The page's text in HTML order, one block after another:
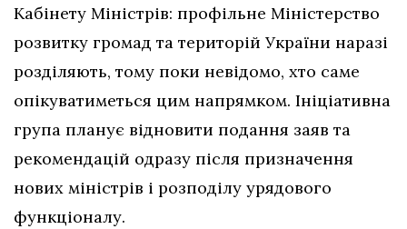
Кабінету Міністрів: профільне Міністерство
розвитку громад та територій України наразі
розділяють, тому поки невідомо, хто саме
опікуватиметься цим напрямком. Ініціативна
група планує відновити подання заяв та
рекомендацій одразу після призначення
нових міністрів і розподілу урядового
функціоналу.